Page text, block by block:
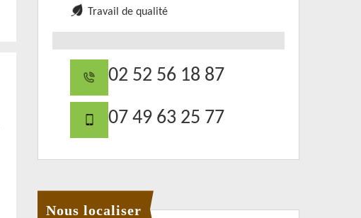
Travail de qualité
02 52 56 18 87
07 49 63 25 77
Nous localiser